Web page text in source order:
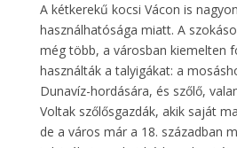
A kétkerekű kocsi Vácon is
használhatósága miatt. A
még több, a városban kiemelten
használták a talyigákat: a
Dunavíz-hordására, és szőlő,
Voltak szőlősgazdák, akik saját
de a város már a 18. században